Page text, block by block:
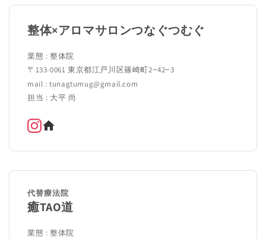
整体×アロマサロンつなぐつむぐ
業態 : 整体院
〒133-0061 東京都江戸川区篠崎町2−42−3
mail : tunagtumug@gmail.com
担当 : 大平 尚
代替療法院
癒TAO道
業態 : 整体院